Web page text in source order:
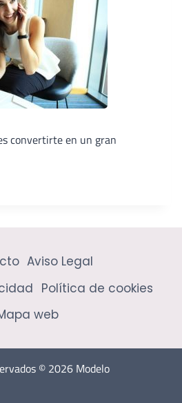
convertirte en un gran
Aviso Legal
Política de cookies
web
© 2026 Modelo